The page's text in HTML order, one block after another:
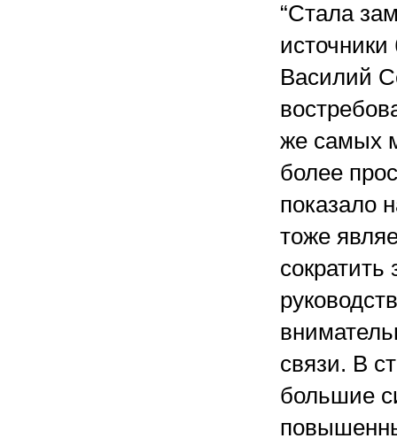
“Стала
Василий
же самых
более
показало
тоже
связи. В
большие